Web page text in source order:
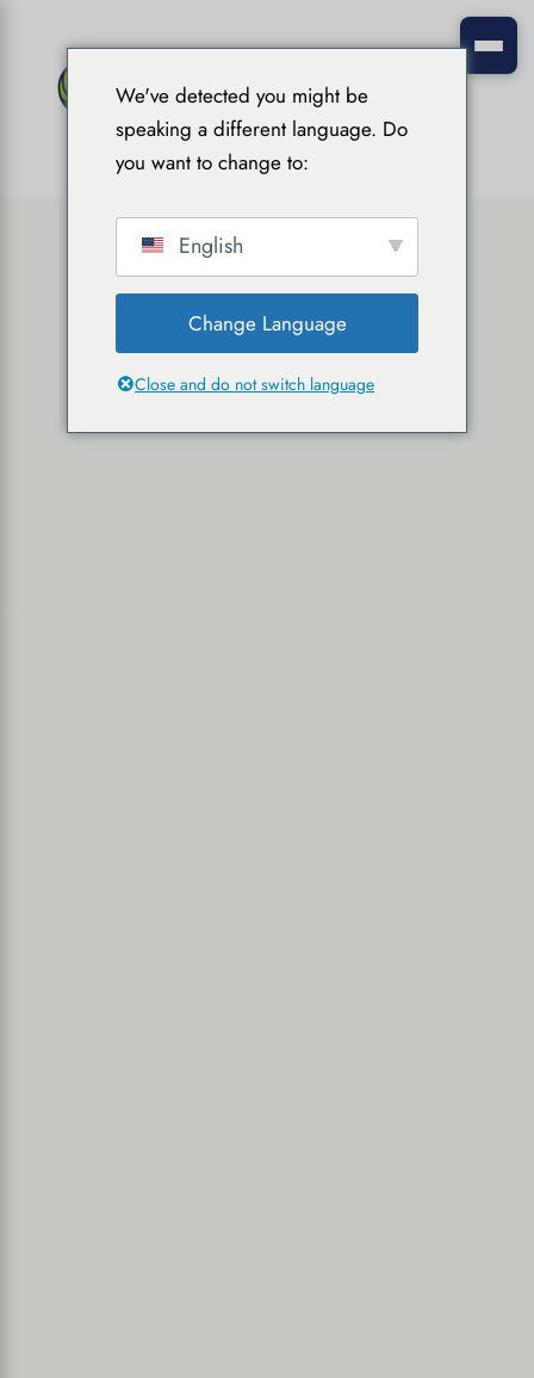
We've detected you might be
speaking a different language. Do
you want to change to:
English
Change Language
Close and do not switch language